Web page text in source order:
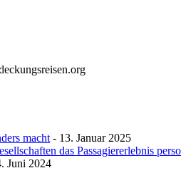
macht - 13. Januar 2025
das Passagiererlebnis
Juni 2024